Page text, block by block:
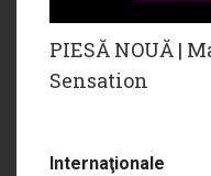
PIESĂ NOUĂ |
Sensation
Internaţionale